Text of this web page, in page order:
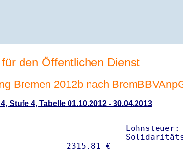
den Öffentlichen Dienst
Bremen 2012b nach
Stufe 4, Tabelle 01.10.2012 - 30.04.2013